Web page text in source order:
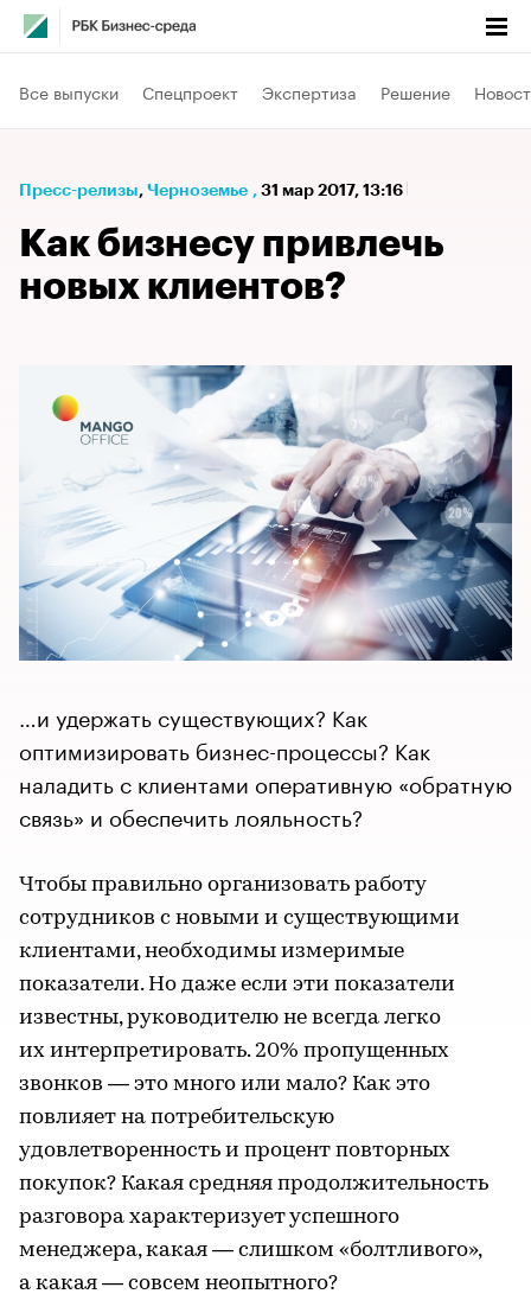
Все выпуски Спецпроект Экспертиза Решение
Пресс-релизы⁠, Черноземье , 31 мар 2017, 13:16
Как бизнесу привлечь
новых клиентов?
…и удержать существующих? Как
оптимизировать бизнес-процессы? Как
наладить c клиентами оперативную «обратную
связь» и обеспечить лояльность?
Чтобы правильно организовать работу
сотрудников с новыми и существующими
клиентами, необходимы измеримые
показатели. Но даже если эти показатели
известны, руководителю не всегда легко
их интерпретировать. 20% пропущенных
звонков — это много или мало? Как это
повлияет на потребительскую
удовлетворенность и процент повторных
покупок? Какая средняя продолжительность
разговора характеризует успешного
менеджера, какая — слишком «болтливого»,
а какая — совсем неопытного?